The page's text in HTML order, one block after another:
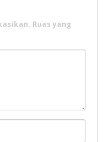
Ruas yang